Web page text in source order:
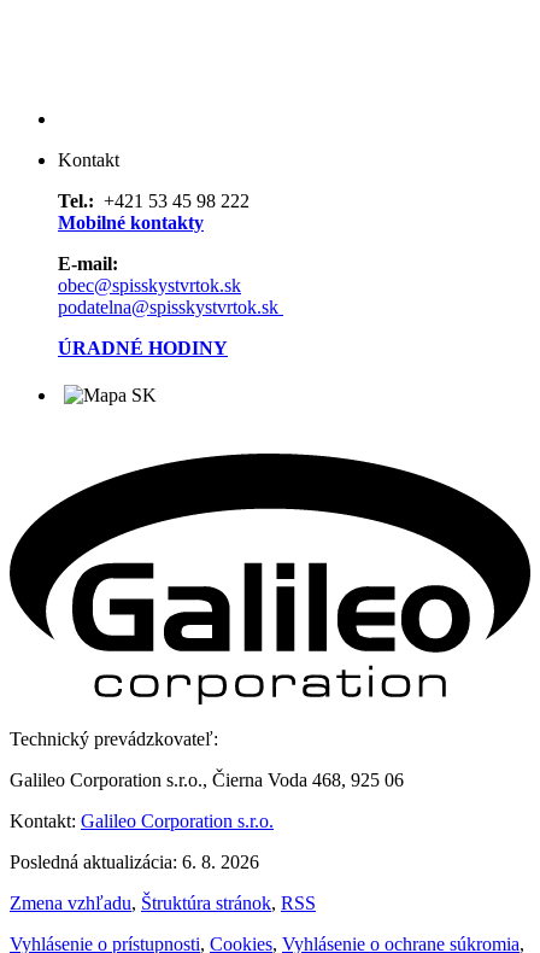
Kontakt
Tel.: +421 53 45 98 222
Mobilné kontakty
E-mail:
obec@spisskystvrtok.sk
podatelna@spisskystvrtok.sk
ÚRADNÉ HODINY
Technický prevádzkovateľ:
Galileo Corporation s.r.o., Čierna Voda 468, 925 06
Kontakt: Galileo Corporation s.r.o.
Posledná aktualizácia: 6. 8. 2026
Zmena vzhľadu, Štruktúra stránok, RSS
Vyhlásenie o prístupnosti, Cookies, Vyhlásenie o ochrane súkromia,